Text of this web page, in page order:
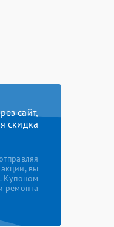
сайт,
скидка
вы
Купоном
ремонта